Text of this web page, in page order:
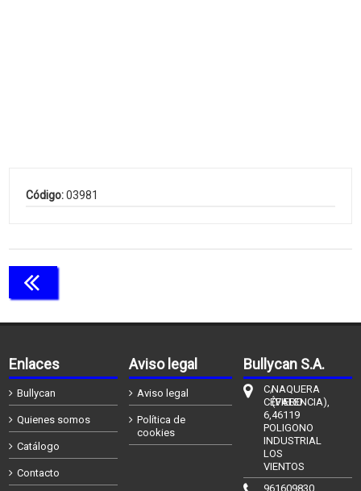
Código:03981
Enlaces
Bullycan
Quienes somos
Catálogo
Contacto
Aviso legal
Aviso legal
Política de
cookies
Bullycan S.A.
C/
CÉFIERO
6,
POLIGONO
INDUSTRIAL
LOS
VIENTOS
NAQUERA
(VALENCIA),
46119
961609830